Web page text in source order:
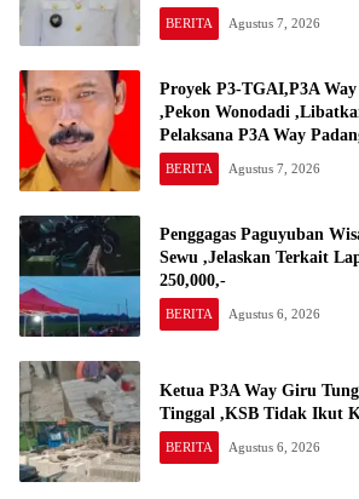
BERITA Agustus 7, 2026
Proyek P3-TGAI,P3A
,Pekon Wonodadi
Pelaksana P3A Way
BERITA Agustus 7, 2026
Penggagas Paguyuban
Sewu ,Jelaskan Terkait
250,000,-
BERITA Agustus 6, 2026
Ketua P3A Way Giru
Tinggal ,KSB Tidak Ikut
BERITA Agustus 6, 2026